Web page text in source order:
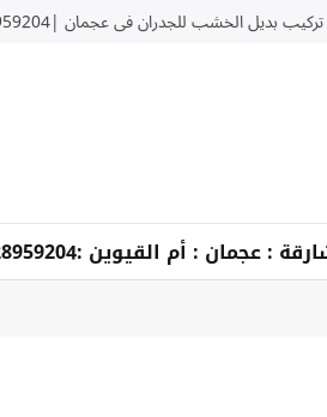
تركيب بديل الخشب للجدران في عجمان |0528959204